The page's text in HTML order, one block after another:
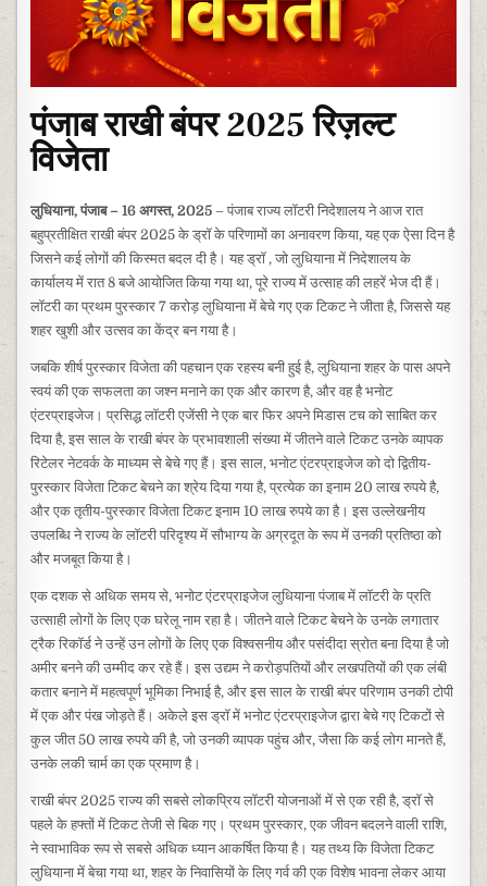
पंजाब राखी बंपर 2025 रिज़ल्ट
विजेता
लुधियाना, पंजाब – 16 अगस्त, 2025 – पंजाब राज्य लॉटरी निदेशालय ने आज रात
बहुप्रतीक्षित राखी बंपर 2025 के ड्रॉ के परिणामों का अनावरण किया, यह एक ऐसा दिन है
जिसने कई लोगों की किस्मत बदल दी है। यह ड्रॉ , जो लुधियाना में निदेशालय के
कार्यालय में रात 8 बजे आयोजित किया गया था, पूरे राज्य में उत्साह की लहरें भेज दी हैं।
लॉटरी का प्रथम पुरस्कार 7 करोड़ लुधियाना में बेचे गए एक टिकट ने जीता है, जिससे यह
शहर खुशी और उत्सव का केंद्र बन गया है।
जबकि शीर्ष पुरस्कार विजेता की पहचान एक रहस्य बनी हुई है, लुधियाना शहर के पास अपने
स्वयं की एक सफलता का जश्न मनाने का एक और कारण है, और वह है भनोट
एंटरप्राइजेज। प्रसिद्ध लॉटरी एजेंसी ने एक बार फिर अपने मिडास टच को साबित कर
दिया है, इस साल के राखी बंपर के प्रभावशाली संख्या में जीतने वाले टिकट उनके व्यापक
रिटेलर नेटवर्क के माध्यम से बेचे गए हैं। इस साल, भनोट एंटरप्राइजेज को दो द्वितीय-
पुरस्कार विजेता टिकट बेचने का श्रेय दिया गया है, प्रत्येक का इनाम 20 लाख रुपये है,
और एक तृतीय-पुरस्कार विजेता टिकट इनाम 10 लाख रुपये का है। इस उल्लेखनीय
उपलब्धि ने राज्य के लॉटरी परिदृश्य में सौभाग्य के अग्रदूत के रूप में उनकी प्रतिष्ठा को
और मजबूत किया है।
एक दशक से अधिक समय से, भनोट एंटरप्राइजेज लुधियाना पंजाब में लॉटरी के प्रति
उत्साही लोगों के लिए एक घरेलू नाम रहा है। जीतने वाले टिकट बेचने के उनके लगातार
ट्रैक रिकॉर्ड ने उन्हें उन लोगों के लिए एक विश्वसनीय और पसंदीदा स्रोत बना दिया है जो
अमीर बनने की उम्मीद कर रहे हैं। इस उद्यम ने करोड़पतियों और लखपतियों की एक लंबी
कतार बनाने में महत्वपूर्ण भूमिका निभाई है, और इस साल के राखी बंपर परिणाम उनकी टोपी
में एक और पंख जोड़ते हैं। अकेले इस ड्रॉ में भनोट एंटरप्राइजेज द्वारा बेचे गए टिकटों से
कुल जीत 50 लाख रुपये की है, जो उनकी व्यापक पहुंच और, जैसा कि कई लोग मानते हैं,
उनके लकी चार्म का एक प्रमाण है।
राखी बंपर 2025 राज्य की सबसे लोकप्रिय लॉटरी योजनाओं में से एक रही है, ड्रॉ से
पहले के हफ्तों में टिकट तेजी से बिक गए। प्रथम पुरस्कार, एक जीवन बदलने वाली राशि,
ने स्वाभाविक रूप से सबसे अधिक ध्यान आकर्षित किया है। यह तथ्य कि विजेता टिकट
लुधियाना में बेचा गया था, शहर के निवासियों के लिए गर्व की एक विशेष भावना लेकर आया